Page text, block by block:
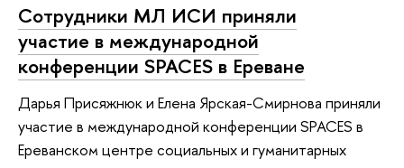
Сотрудники МЛ ИСИ приняли
участие в международной
конференции SPACES в Ереване
Дарья Присяжнюк и Елена Ярская-Смирнова приняли
участие в международной конференции SPACES в
Ереванском центре социальных и гуманитарных